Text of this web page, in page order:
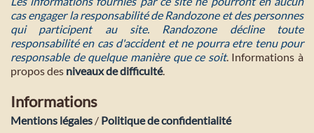
cas engager la responsabilité de Randozone et des personnes
qui participent au site. Randozone décline toute
responsabilité en cas d'accident et ne pourra etre tenu pour
responsable de quelque manière que ce soit. Informations à
propos des niveaux de difficulté.
Informations
Mentions légales / Politique de confidentialité